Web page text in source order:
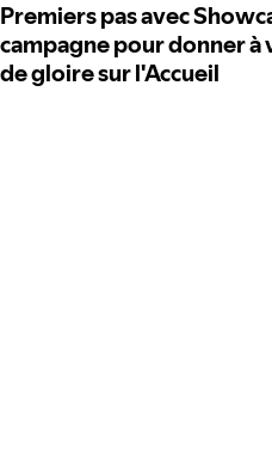
Premiers pas avec
campagne pour donner
de gloire sur l'Accueil